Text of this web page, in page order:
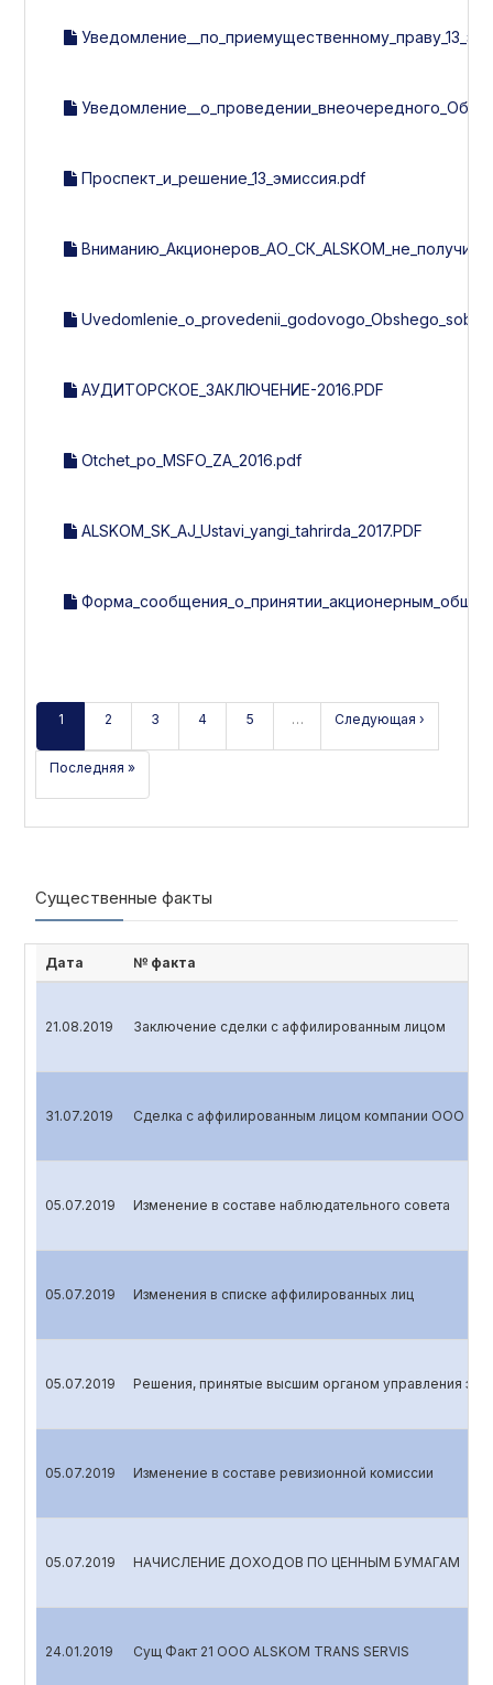
Проспект_и_решение_13_эмиссия.pdf
АУДИТОРСКОЕ_ЗАКЛЮЧЕНИЕ-2016.PDF
Otchet_po_MSFO_ZA_2016.pdf
ALSKOM_SK_AJ_Ustavi_yangi_tahrirda_2017.PDF
1 2 3 4 5 … Следующая ›
Последняя »
Существенные факты
Дата № факта
21.08.2019 Заключение сделки с аффилированным лицом
31.07.2019 Сделка с аффилированным лицом компании ООО
05.07.2019 Изменение в составе наблюдательного совета
05.07.2019 Изменения в списке аффилированных лиц
05.07.2019 Решения, принятые высшим органом управления
05.07.2019 Изменение в составе ревизионной комиссии
05.07.2019 НАЧИСЛЕНИЕ ДОХОДОВ ПО ЦЕННЫМ БУМАГАМ
24.01.2019 Сущ Факт 21 OOO ALSKOM TRANS SERVIS